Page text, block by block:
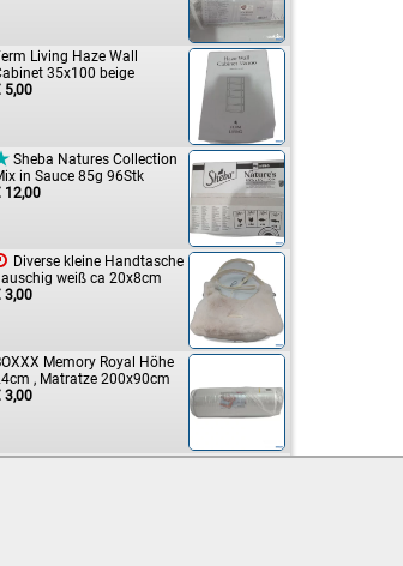
Living Haze Wall
35x100 beige
5,00
Sheba Natures Collection
in Sauce 85g 96Stk
12,00
Diverse kleine Handtasche
weiß ca 20x8cm
3,00
Memory Royal Höhe
, Matratze 200x90cm
3,00